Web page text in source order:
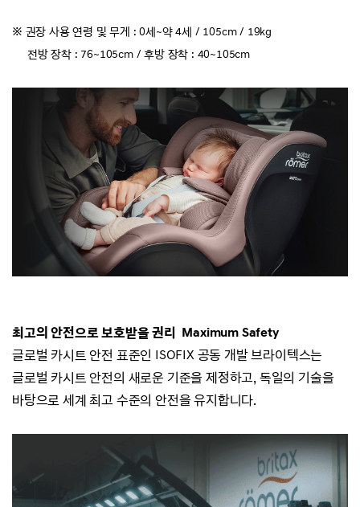
※ 권장 사용 연령 및 무게 : 0세~약 4세 / 105cm / 19kg
전방 장착 : 76~105cm / 후방 장착 : 40~105cm
최고의 안전으로 보호받을 권리 Maximum Safety
글로벌 카시트 안전 표준인 ISOFIX 공동 개발브라이텍스는
글로벌 카시트 안전의 새로운 기준을 제정하고, 독일의 기술을
바탕으로 세계 최고 수준의 안전을 유지합니다.